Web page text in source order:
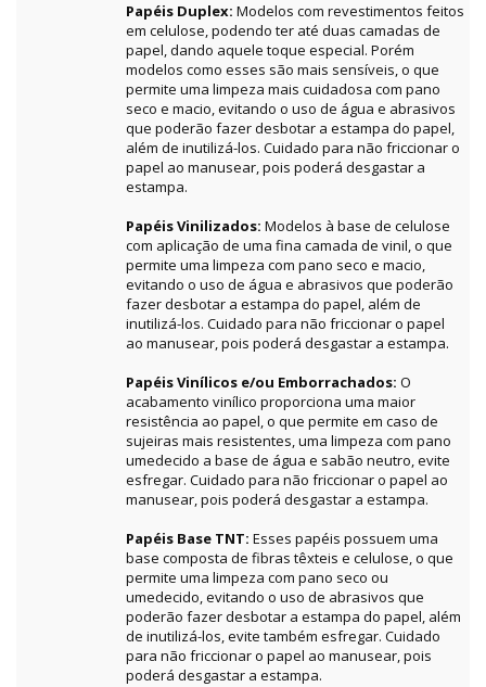
Papéis Duplex: Modelos com revestimentos feitos
em celulose, podendo ter até duas camadas de
papel, dando aquele toque especial. Porém
modelos como esses são mais sensíveis, o que
permite uma limpeza mais cuidadosa com pano
seco e macio, evitando o uso de água e abrasivos
que poderão fazer desbotar a estampa do papel,
além de inutilizá-los. Cuidado para não friccionar o
papel ao manusear, pois poderá desgastar a
estampa.
Papéis Vinilizados: Modelos à base de celulose
com aplicação de uma fina camada de vinil, o que
permite uma limpeza com pano seco e macio,
evitando o uso de água e abrasivos que poderão
fazer desbotar a estampa do papel, além de
inutilizá-los. Cuidado para não friccionar o papel
ao manusear, pois poderá desgastar a estampa.
Papéis Vinílicos e/ou Emborrachados: O
acabamento vinílico proporciona uma maior
resistência ao papel, o que permite em caso de
sujeiras mais resistentes, uma limpeza com pano
umedecido a base de água e sabão neutro, evite
esfregar. Cuidado para não friccionar o papel ao
manusear, pois poderá desgastar a estampa.
Papéis Base TNT: Esses papéis possuem uma
base composta de fibras têxteis e celulose, o que
permite uma limpeza com pano seco ou
umedecido, evitando o uso de abrasivos que
poderão fazer desbotar a estampa do papel, além
de inutilizá-los, evite também esfregar. Cuidado
para não friccionar o papel ao manusear, pois
poderá desgastar a estampa.